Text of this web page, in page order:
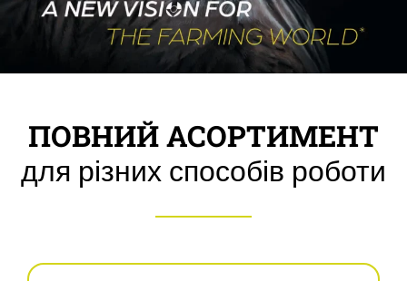
ПОВНИЙ АСОРТИМЕНТ
для різних способів роботи